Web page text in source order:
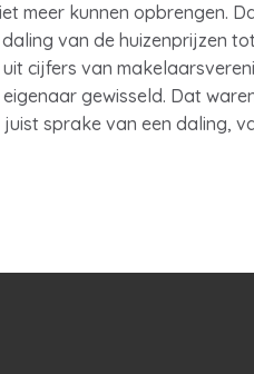
meer kunnen opbrengen.
van de huizenprijzen
cijfers van
eigenaar gewisseld. Dat
sprake van een daling,